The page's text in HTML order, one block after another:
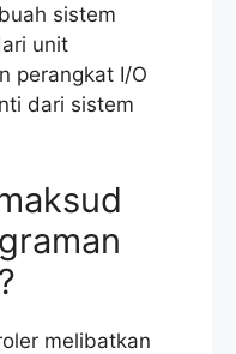
sistem
unit
perangkat I/O
dari sistem
melibatkan